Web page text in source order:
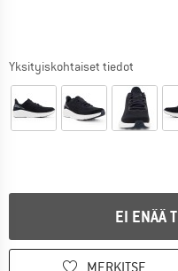
Yksityiskohtaiset tiedot
EI ENÄÄ
MERKITSE